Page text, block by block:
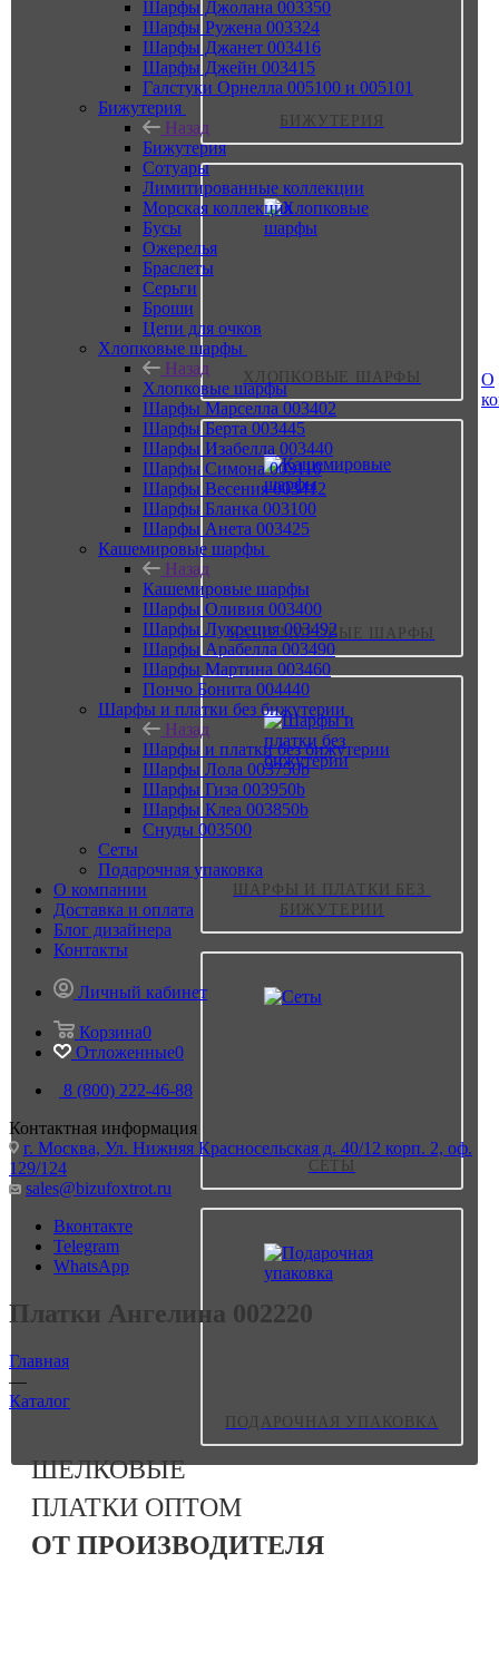
БИЖУТЕРИЯ
ХЛОПКОВЫЕ ШАРФЫ
КАШЕМИРОВЫЕ ШАРФЫ
ШАРФЫ И ПЛАТКИ БЕЗ
БИЖУТЕРИИ
СЕТЫ
ПОДАРОЧНАЯ УПАКОВКА
О
Шарфы Джолана 003350
Шарфы Ружена 003324
Шарфы Джанет 003416
Шарфы Джейн 003415
Галстуки Орнелла 005100 и 005101
Бижутерия
Назад
Бижутерия
Сотуары
Лимитированные коллекции
Морская коллекция
Бусы
Ожерелья
Браслеты
Серьги
Броши
Цепи для очков
Хлопковые шарфы
Назад
Хлопковые шарфы
Шарфы Марселла 003402
Шарфы Берта 003445
Шарфы Изабелла 003440
Шарфы Симона 003110
Шарфы Весения 003412
Шарфы Бланка 003100
Шарфы Анета 003425
Кашемировые шарфы
Назад
Кашемировые шарфы
Шарфы Оливия 003400
Шарфы Лукреция 003492
Шарфы Арабелла 003490
Шарфы Мартина 003460
Пончо Бонита 004440
Шарфы и платки без бижутерии
Назад
Шарфы и платки без бижутерии
Шарфы Лола 003750b
Шарфы Гиза 003950b
Шарфы Клеа 003850b
Снуды 003500
Сеты
Подарочная упаковка
О компании
Доставка и оплата
Блог дизайнера
Контакты
Личный кабинет
Корзина0
Отложенные0
8 (800) 222-46-88
Контактная информация
г. Москва, Ул. Нижняя Красносельская д. 40/12 корп. 2, оф.
129/124
sales@bizufoxtrot.ru
Вконтакте
Telegram
WhatsApp
Платки Ангелина 002220
Главная
—
Каталог
ШЕЛКОВЫЕ
ПЛАТКИ ОПТОМ
ОТ ПРОИЗВОДИТЕЛЯ